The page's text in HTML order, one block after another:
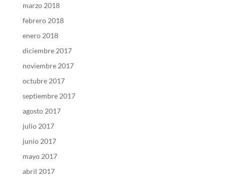
marzo 2018
febrero 2018
enero 2018
diciembre 2017
noviembre 2017
octubre 2017
septiembre 2017
agosto 2017
julio 2017
junio 2017
mayo 2017
abril 2017